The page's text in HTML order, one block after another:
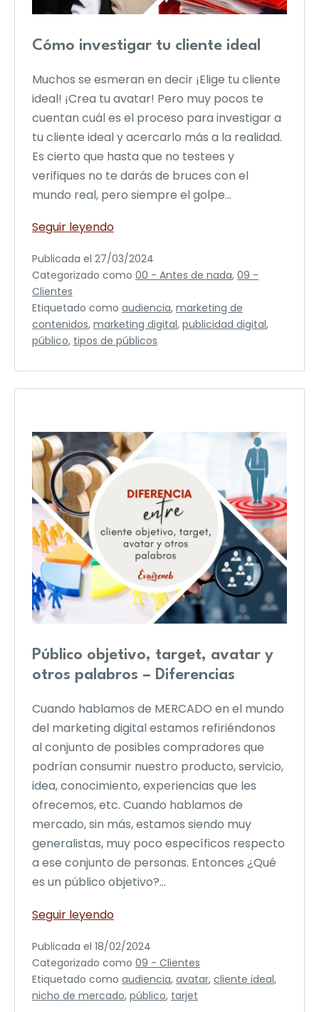
Cómo investigar tu cliente ideal
Muchos se esmeran en decir ¡Elige tu cliente
ideal! ¡Crea tu avatar! Pero muy pocos te
cuentan cuál es el proceso para investigar a
tu cliente ideal y acercarlo más a la realidad.
Es cierto que hasta que no testees y
verifiques no te darás de bruces con el
mundo real, pero siempre el golpe…
Seguir leyendoCómo
tu
cliente
Publicada el 27/03/2024
Categorizado como 00 - Antes de nada, 09 -
Clientes
Etiquetado como audiencia, marketing de
contenidos, marketing digital, publicidad digital,
público, tipos de públicos
Público objetivo, target, avatar y
otros palabros – Diferencias
Cuando hablamos de MERCADO en el mundo
del marketing digital estamos refiriéndonos
al conjunto de posibles compradores que
podrían consumir nuestro producto, servicio,
idea, conocimiento, experiencias que les
ofrecemos, etc. Cuando hablamos de
mercado, sin más, estamos siendo muy
generalistas, muy poco específicos respecto
a ese conjunto de personas. Entonces ¿Qué
es un público objetivo?…
Seguir leyendoPúblico
target,
avatar
y
otros
Publicada el 18/02/2024
Categorizado como 09 - Clientes
Etiquetado como audiencia, avatar, cliente ideal,
nicho de mercado, público, tarjet